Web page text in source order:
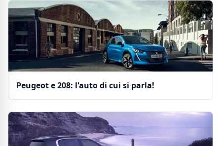
Peugeot e 208: l'auto di cui si parla!